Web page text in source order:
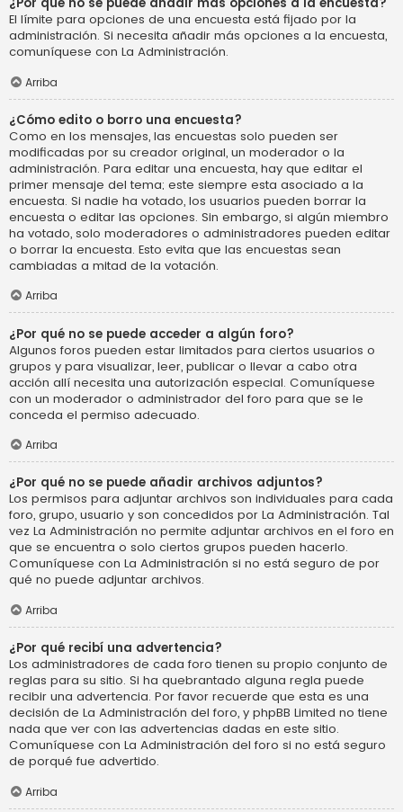
El límite para opciones de una encuesta está fijado por la
administración. Si necesita añadir más opciones a la encuesta,
comuníquese con La Administración.
Arriba
¿Cómo edito o borro una encuesta?
Como en los mensajes, las encuestas solo pueden ser
modificadas por su creador original, un moderador o la
administración. Para editar una encuesta, hay que editar el
primer mensaje del tema; este siempre esta asociado a la
encuesta. Si nadie ha votado, los usuarios pueden borrar la
encuesta o editar las opciones. Sin embargo, si algún miembro
ha votado, solo moderadores o administradores pueden editar
o borrar la encuesta. Esto evita que las encuestas sean
cambiadas a mitad de la votación.
Arriba
¿Por qué no se puede acceder a algún foro?
Algunos foros pueden estar limitados para ciertos usuarios o
grupos y para visualizar, leer, publicar o llevar a cabo otra
acción allí necesita una autorización especial. Comuníquese
con un moderador o administrador del foro para que se le
conceda el permiso adecuado.
Arriba
¿Por qué no se puede añadir archivos adjuntos?
Los permisos para adjuntar archivos son individuales para cada
foro, grupo, usuario y son concedidos por La Administración. Tal
vez La Administración no permite adjuntar archivos en el foro en
que se encuentra o solo ciertos grupos pueden hacerlo.
Comuníquese con La Administración si no está seguro de por
qué no puede adjuntar archivos.
Arriba
¿Por qué recibí una advertencia?
Los administradores de cada foro tienen su propio conjunto de
reglas para su sitio. Si ha quebrantado alguna regla puede
recibir una advertencia. Por favor recuerde que esta es una
decisión de La Administración del foro, y phpBB Limited no tiene
nada que ver con las advertencias dadas en este sitio.
Comuníquese con La Administración del foro si no está seguro
de porqué fue advertido.
Arriba